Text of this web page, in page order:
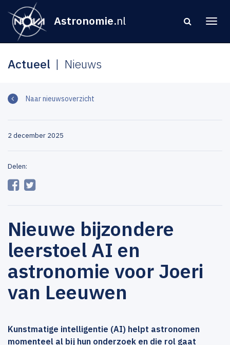
Astronomie.nl
Actueel Nieuws
Naar nieuwsoverzicht
2 december 2025
Delen:
Nieuwe bijzondere
leerstoel AI en
astronomie voor Joeri
van Leeuwen
Kunstmatige intelligentie (AI) helpt astronomen
momenteel al bij hun onderzoek en die rol gaat